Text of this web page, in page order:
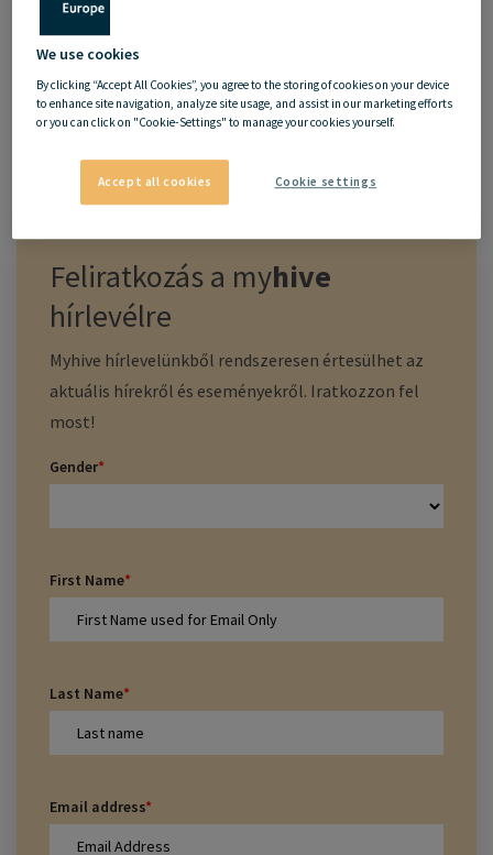
Feliratkozás a myhive
hírlevélre
Myhive hírlevelünkből rendszeresen értesülhet az
aktuális hírekről és eseményekről. Iratkozzon fel
most!
Gender*
First Name*
Last Name*
Email address*
We use cookies
By clicking “Accept All Cookies”, you agree to the storing of cookies on your device
to enhance site navigation, analyze site usage, and assist in our marketing efforts
or you can click on "Cookie-Settings" to manage your cookies yourself.
Accept all cookies Cookie settings